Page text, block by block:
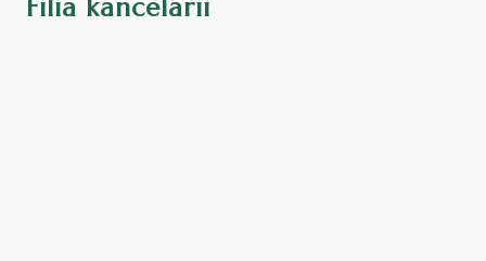
Filia kancelarii